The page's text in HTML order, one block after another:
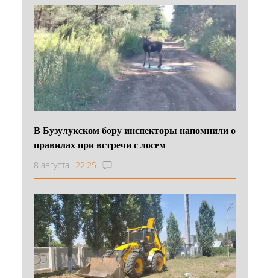
В Бузулукском бору инспекторы напомнили о
правилах при встречи с лосем
8 августа 22:25